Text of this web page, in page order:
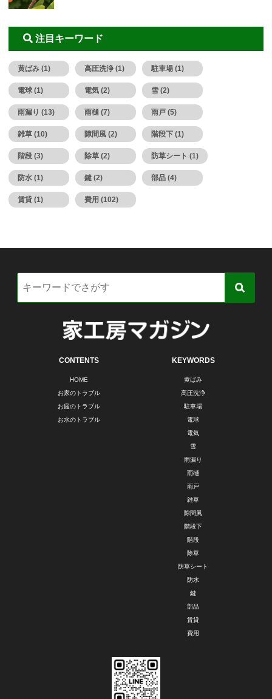
注目キーワード
黄ばみ (1) 高圧洗浄 (1) 駐車場 (1)
電球 (1) 電気 (2) 雪 (2)
雨漏り (13) 雨樋 (7) 雨戸 (5)
雑草 (10) 隙間風 (2) 階段下 (1)
階段 (3) 除草 (2) 防草シート (1)
防水 (1) 鍵 (2) 部品 (4)
賃貸 (1) 費用 (102)
CONTENTS
HOME
お家のトラブル
お庭のトラブル
お水のトラブル
KEYWORDS
黄ばみ
高圧洗浄
駐車場
電球
電気
雪
雨漏り
雨樋
雨戸
雑草
隙間風
階段下
階段
除草
防草シート
防水
鍵
部品
賃貸
費用